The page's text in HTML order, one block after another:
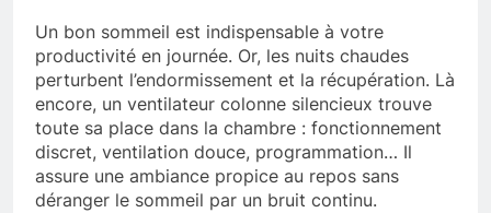
Un bon sommeil est indispensable à votre
productivité en journée. Or, les nuits chaudes
perturbent l’endormissement et la récupération. Là
encore, un ventilateur colonne silencieux trouve
toute sa place dans la chambre : fonctionnement
discret, ventilation douce, programmation… Il
assure une ambiance propice au repos sans
déranger le sommeil par un bruit continu.